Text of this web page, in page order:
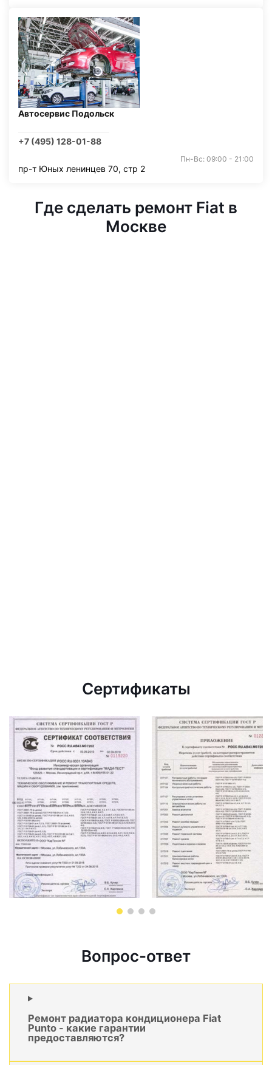
Автосервис Подольск
+7 (495) 128-01-88
Пн-Вс: 09:00 - 21:00
пр-т Юных ленинцев 70, стр 2
Где сделать ремонт Fiat в
Москве
Сертификаты
Вопрос-ответ
Ремонт радиатора кондиционера Fiat
Punto - какие гарантии
предоставляются?